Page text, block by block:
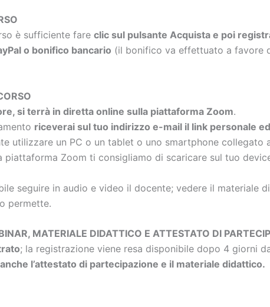
è sufficiente fare clic sul pulsante Acquista e poi
o bonifico bancario (il bonifico va effettuato a favore
si terrà in diretta online sulla piattaforma Zoom.
riceverai sul tuo indirizzo e-mail il link personale
utilizzare un PC o un tablet o uno smartphone collegato
piattaforma Zoom ti consigliamo di scaricare sul tuo
seguire in audio e video il docente; vedere il
permette.
MATERIALE DIDATTICO E ATTESTATO DI
; la registrazione viene resa disponibile dopo 4 giorni
l’attestato di partecipazione e il materiale didattico.